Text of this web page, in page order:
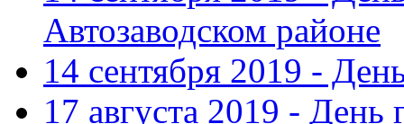
Автозаводском районе
14 сентября 2019 -
17 августа 2019 -